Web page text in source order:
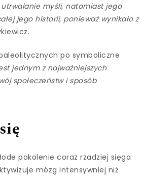
myśli, natomiast jego
jego historii, ponieważ wynikało z
po symboliczne
jednym z najważniejszych
społeczeństw i sposób
pokolenie coraz rzadziej sięga
mózg intensywniej niż